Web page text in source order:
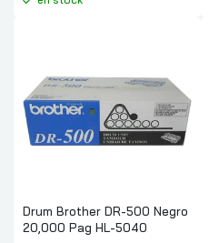
Drum Brother DR-500 Negro
20,000 Pag HL-5040